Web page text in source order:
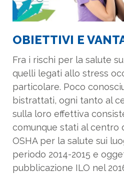
OBIETTIVI E
Fra i rischi per la salute
quelli legati allo stress
particolare. Poco
bistrattati, ogni tanto al
sulla loro effettiva
comunque stati al centro
OSHA per la salute sui
periodo 2014-2015 e
pubblicazione ILO nel